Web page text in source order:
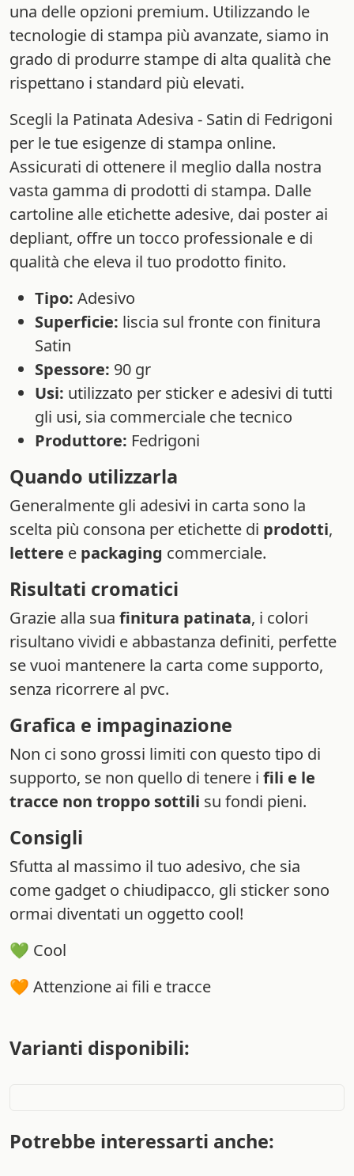
una delle opzioni premium. Utilizzando le
tecnologie di stampa più avanzate, siamo in
grado di produrre stampe di alta qualità che
rispettano i standard più elevati.
Scegli la Patinata Adesiva - Satin di Fedrigoni
per le tue esigenze di stampa online.
Assicurati di ottenere il meglio dalla nostra
vasta gamma di prodotti di stampa. Dalle
cartoline alle etichette adesive, dai poster ai
depliant, offre un tocco professionale e di
qualità che eleva il tuo prodotto finito.
Tipo: Adesivo
Superficie: liscia sul fronte con finitura
Satin
Spessore: 90 gr
Usi: utilizzato per sticker e adesivi di tutti
gli usi, sia commerciale che tecnico
Produttore: Fedrigoni
Quando utilizzarla
Generalmente gli adesivi in carta sono la
scelta più consona per etichette di prodotti,
lettere e packaging commerciale.
Risultati cromatici
Grazie alla sua finitura patinata, i colori
risultano vividi e abbastanza definiti, perfette
se vuoi mantenere la carta come supporto,
senza ricorrere al pvc.
Grafica e impaginazione
Non ci sono grossi limiti con questo tipo di
supporto, se non quello di tenere i fili e le
tracce non troppo sottili su fondi pieni.
Consigli
Sfutta al massimo il tuo adesivo, che sia
come gadget o chiudipacco, gli sticker sono
ormai diventati un oggetto cool!
💚 Cool
🧡 Attenzione ai fili e tracce
Varianti disponibili:
Potrebbe interessarti anche: